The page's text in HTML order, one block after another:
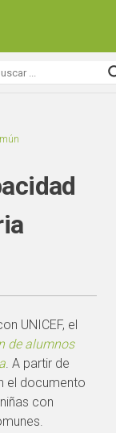
UNICEF, el
de alumnos
. A partir de
el documento
con